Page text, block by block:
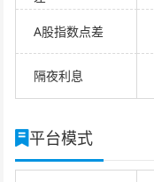
A股指数点差
隔夜利息
平台模式